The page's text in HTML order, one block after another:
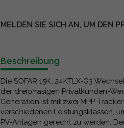
MELDEN SIE SICH AN, UM DEN
Beschreibung
Die SOFAR 15K...24KTLX-G3
der dreiphasigen Privatkunden-
Generation ist mit zwei MPP-
verschiedenen Leistungsklassen,
PV-Anlagen gerecht zu werden.